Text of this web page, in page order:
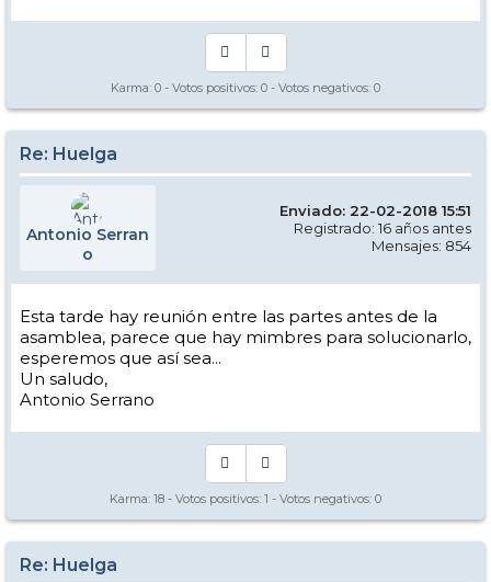
Karma: 0 - Votos positivos: 0 - Votos negativos: 0
Re: Huelga
Antonio Serran
o
Enviado: 22-02-2018 15:51
Registrado: 16 años antes
Mensajes: 854
Esta tarde hay reunión entre las partes antes de la
asamblea, parece que hay mimbres para solucionarlo,
esperemos que así sea...
Un saludo,
Antonio Serrano
Karma: 18 - Votos positivos: 1 - Votos negativos: 0
Re: Huelga